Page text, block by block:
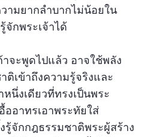
ามยากลำบากไม่น้อยใน
จักพระเจ้าได้
จะพูดไปแล้ว อาจใช้พลัง
ติเข้าถึงความรู้จริงและ
นึ่งเดียวที่ทรงเป็นพระ
อาทรเอาพระทัยใส่
จักกฎธรรมชาติพระผู้สร้าง